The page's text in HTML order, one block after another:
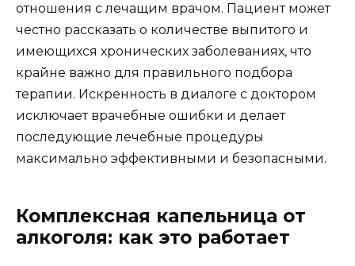
отношения с лечащим врачом. Пациент может
честно рассказать о количестве выпитого и
имеющихся хронических заболеваниях, что
крайне важно для правильного подбора
терапии. Искренность в диалоге с доктором
исключает врачебные ошибки и делает
последующие лечебные процедуры
максимально эффективными и безопасными.
Комплексная капельница от
алкоголя: как это работает